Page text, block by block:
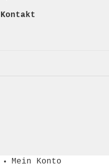
Kontakt
Mein Konto